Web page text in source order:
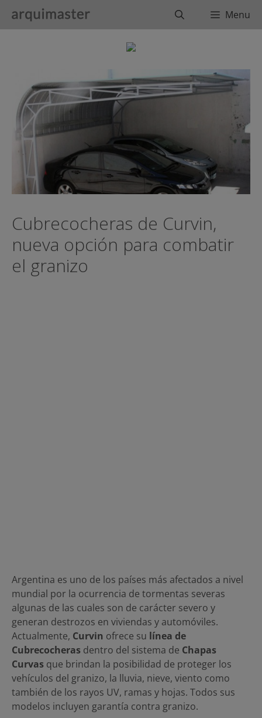
BuscarMenu
Cubrecocheras de Curvin,
nueva opción para combatir
el granizo
Argentina es uno de los países más afectados a nivel
mundial por la ocurrencia de tormentas severas
algunas de las cuales son de carácter severo y
generan destrozos en viviendas y automóviles.
Actualmente, Curvin ofrece su línea de
Cubrecocheras dentro del sistema de Chapas
Curvas que brindan la posibilidad de proteger los
vehículos del granizo, la lluvia, nieve, viento como
también de los rayos UV, ramas y hojas. Todos sus
modelos incluyen garantía contra granizo.